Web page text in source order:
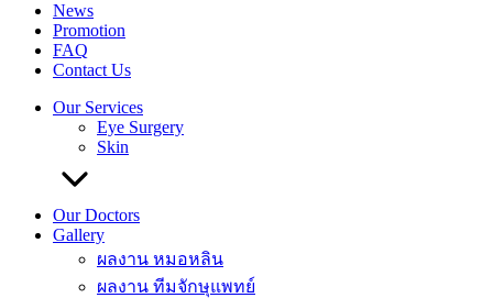
News
Promotion
FAQ
Contact Us
Our Services
Eye Surgery
Skin
Our Doctors
Gallery
ผลงาน หมอหลิน
ผลงาน ทีมจักษุแพทย์